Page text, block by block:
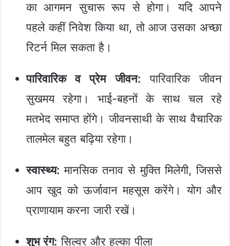
का आगमन सुचारू रूप से होगा। यदि आपने
पहले कहीं निवेश किया था, तो आज उसका अच्छा
रिटर्न मिल सकता है।
पारिवारिक व प्रेम जीवन: पारिवारिक जीवन
सुखमय रहेगा। भाई-बहनों के साथ चल रहे
मतभेद समाप्त होंगे। जीवनसाथी के साथ वैचारिक
तालमेल बहुत बढ़िया रहेगा।
स्वास्थ्य: मानसिक तनाव से मुक्ति मिलेगी, जिससे
आप खुद को ऊर्जावान महसूस करेंगे। योग और
प्राणायाम करना जारी रखें।
शुभ रंग: सिल्वर और हल्का पीला